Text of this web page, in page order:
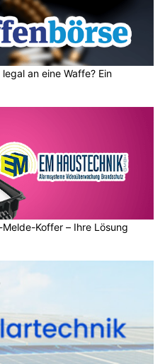
an eine Waffe? Ein
Koffer – Ihre Lösung